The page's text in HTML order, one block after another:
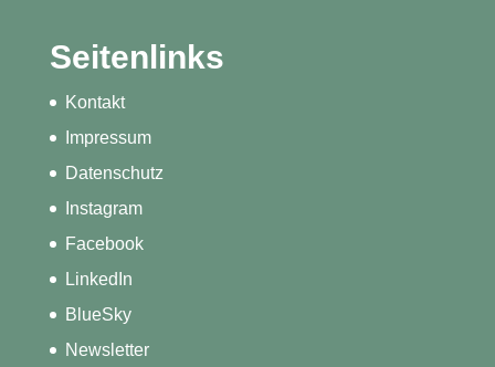
Seitenlinks
Kontakt
Impressum
Datenschutz
Instagram
Facebook
LinkedIn
BlueSky
Newsletter